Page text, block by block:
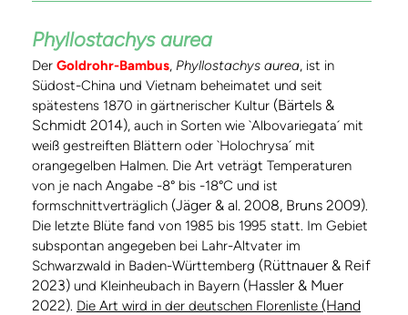
Phyllostachys aurea
Der Goldrohr-Bambus, Phyllostachys aurea, ist in
Südost-China und Vietnam beheimatet und seit
spätestens 1870 in gärtnerischer Kultur (Bärtels &
Schmidt 2014), auch in Sorten wie `Albovariegata´ mit
weiß gestreiften Blättern oder `Holochrysa´ mit
orangegelben Halmen. Die Art veträgt Temperaturen
von je nach Angabe -8° bis -18°C und ist
formschnittverträglich (Jäger & al. 2008, Bruns 2009).
Die letzte Blüte fand von 1985 bis 1995 statt. Im Gebiet
subspontan angegeben bei Lahr-Altvater im
Schwarzwald in Baden-Württemberg (Rüttnauer & Reif
2023) und Kleinheubach in Bayern (Hassler & Muer
2022). Die Art wird in der deutschen Florenliste (Hand